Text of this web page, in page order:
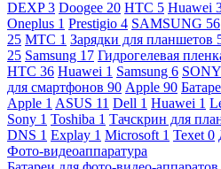
DEXP3 Doogee 20 HTC 5 Huawei
Oneplus 1 Prestigio 4 SAMSUNG 56
25 МТС 1 Зарядки для планшетов
25 Samsung 17 Гидрогелевая
HTC 36 Huawei 1 Samsung 6 SONY
для смартфонов 90 Apple 90
Apple 1 ASUS 11 Dell 1 Huawei 1
Sony 1 Toshiba 1 Тачскрин для
DNS 1 Explay 1 Microsoft 1 Texet 0
Фото-видеоаппаратура